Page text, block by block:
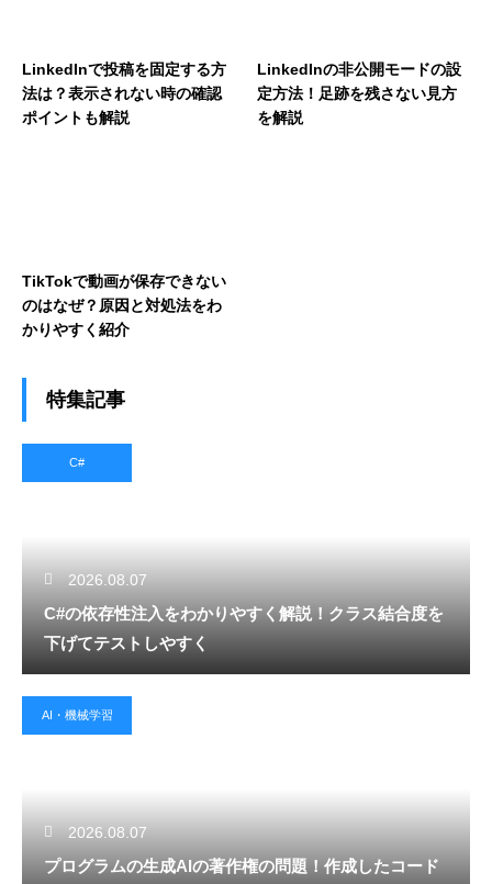
LinkedInで投稿を固定する方
法は？表示されない時の確認
ポイントも解説
LinkedInの非公開モードの設
定方法！足跡を残さない見方
を解説
TikTokで動画が保存できない
のはなぜ？原因と対処法をわ
かりやすく紹介
特集記事
C#
2026.08.07
C#の依存性注入をわかりやすく解説！クラス結合度を
下げてテストしやすく
AI・機械学習
2026.08.07
プログラムの生成AIの著作権の問題！作成したコード